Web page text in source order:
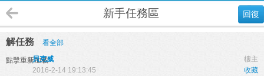
回復
新手任務區
解任務 看全部
點擊重新加載 樓主
貝克威
收藏
2016-2-14 19:13:45